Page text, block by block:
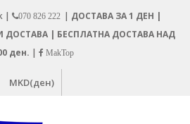
| 070 826 222 | ДОСТАВА ЗА 1 ДЕН |
ДОСТАВА | БЕСПЛАТНА ДОСТАВА НАД
ден. | MakTop
MKD(ден)